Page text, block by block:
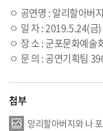
ㅇ 공연명 : 알리할아버
ㅇ 일 자 : 2019.5.24(금
ㅇ 장 소 : 군포문화예술
ㅇ 문 의 : 공연기획팀
첨부
앙리할아버지와 나